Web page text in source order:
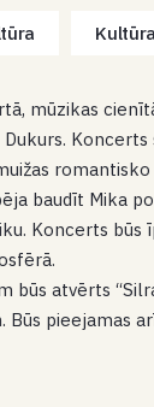
Kultūra
mūzikas
Dukurs.
romantisko
baudīt Mika
Koncerts būs
būs atvērts
pieejamas